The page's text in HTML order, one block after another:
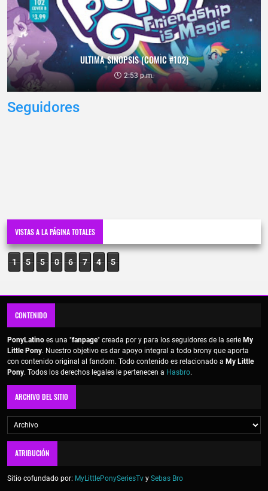
ULTIMA SINOPSIS (COMIC #102)
2:53 p.m.
Seguidores
VISTAS A LA PÁGINA TOTALES
1 5 5 0 6 7 4 5
CONTENIDO
PonyLatino es una "fanpage" creada por y para los seguidores de la serie My
Little Pony. Nuestro objetivo es dar apoyo integral a todo brony que aporta
con contenido original al fandom. Todo contenido es relacionado a My Little
Pony. Todos los derechos legales le pertenecen a Hasbro.
ARCHIVO DEL SITIO
ATRIBUCIÓN
Sitio cofundado por: MyLittlePonySeriesTv y Sebas Bro